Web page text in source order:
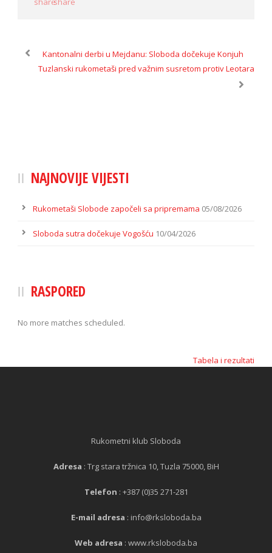
Kantonalni derbi u Mejdanu: Sloboda dočekuje Konjuh
Tuzlanski rukometaši pred važnim susretom protiv Leotara
NAJNOVIJE VIJESTI
Rukometaši Slobode započeli sa pripremama 05/08/2026
Sloboda sutra dočekuje Vogošću 10/04/2026
RASPORED
No more matches scheduled.
Tabela i rezultati
Rukometni klub Sloboda
Adresa : Trg stara tržnica 10, Tuzla 75000, BiH
Telefon : +387 (0)35 271-281
E-mail adresa : info@rksloboda.ba
Web adresa : www.rksloboda.ba